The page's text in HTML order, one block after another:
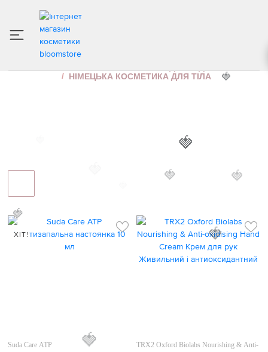
НІМЕЦЬКА КОСМЕТИКА ДЛЯ ТІЛА
НІМЕЦЬКА КОСМЕТИКА ДЛЯ ТІЛА
ХІТ!
Suda Care ATP
TRX2 Oxford Biolabs Nourishing & Anti-
🍓 🍓